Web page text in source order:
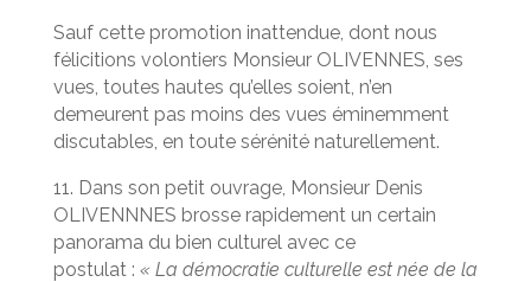
Sauf cette promotion inattendue, dont nous
félicitions volontiers Monsieur OLIVENNES, ses
vues, toutes hautes qu’elles soient, n’en
demeurent pas moins des vues éminemment
discutables, en toute sérénité naturellement.
11. Dans son petit ouvrage, Monsieur Denis
OLIVENNNES brosse rapidement un certain
panorama du bien culturel avec ce
postulat : « La démocratie culturelle est née de la